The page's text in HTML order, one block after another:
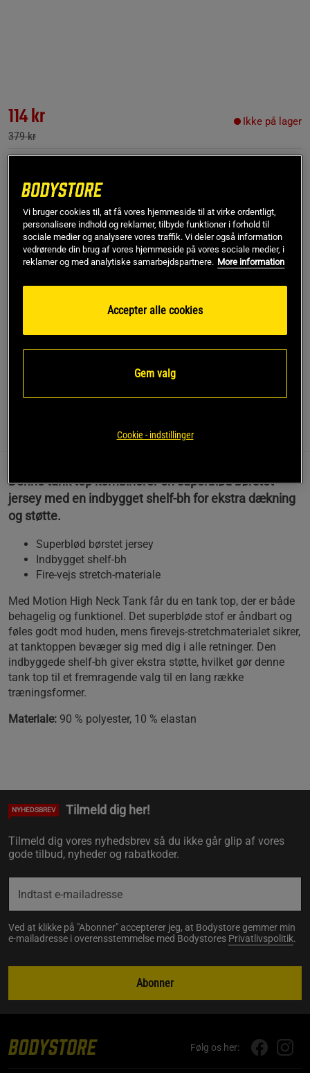
114 kr
379 kr
Ikke på lager
Få notifikation via e-mail
Dette produkt er desværre ikke på lager. Få besked når
197779835435
Anmeldelser
Denne tank top kombinerer en superblød børstet
jersey med en indbygget shelf-bh for ekstra dækning
og støtte.
Superblød børstet jersey
Indbygget shelf-bh
Fire-vejs stretch-materiale
Med Motion High Neck Tank får du en tank top, der er både
behagelig og funktionel. Det superbløde stof er åndbart og
føles godt mod huden, mens firevejs-stretchmaterialet sikrer,
at tanktoppen bevæger sig med dig i alle retninger. Den
indbyggede shelf-bh giver ekstra støtte, hvilket gør denne
tank top til et fremragende valg til en lang række
træningsformer.
Materiale: 90 % polyester, 10 % elastan
NYHEDSBREV Tilmeld dig her!
Tilmeld dig vores nyhedsbrev så du ikke går glip af vores
gode tilbud, nyheder og rabatkoder.
Ved at klikke på "Abonner" accepterer jeg, at Bodystore gemmer min
e-mailadresse i overensstemmelse med Bodystores Privatlivspolitik.
Abonner
Følg os her:
Vi bruger cookies til, at få vores hjemmeside til at virke ordentligt,
personalisere indhold og reklamer, tilbyde funktioner i forhold til
sociale medier og analysere vores traffik. Vi deler også information
vedrørende din brug af vores hjemmeside på vores sociale medier, i
reklamer og med analytiske samarbejdspartnere. More information
Accepter alle cookies
Gem valg
Cookie - indstillinger